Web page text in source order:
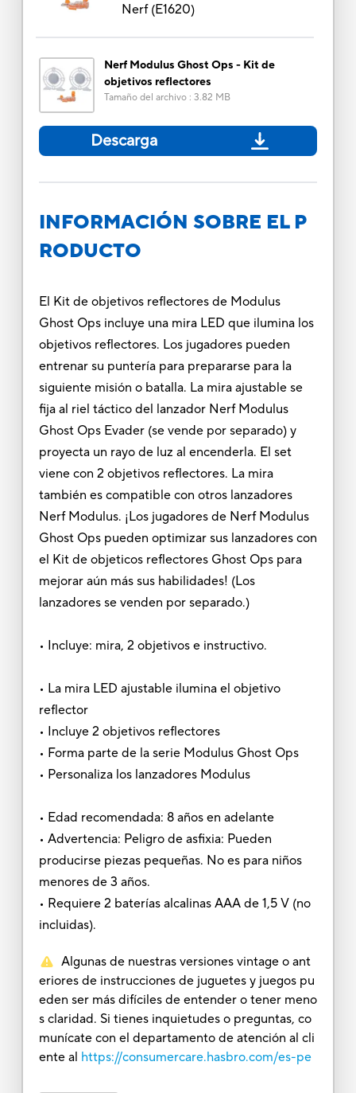
Nerf(E1620)
Nerf Modulus Ghost Ops - Kit de
objetivos reflectores
Tamaño del archivo: 3.82 MB
Descarga
INFORMACIÓN SOBRE EL P
RODUCTO
El Kit de objetivos reflectores de Modulus
Ghost Ops incluye una mira LED que ilumina los
objetivos reflectores. Los jugadores pueden
entrenar su puntería para prepararse para la
siguiente misión o batalla. La mira ajustable se
fija al riel táctico del lanzador Nerf Modulus
Ghost Ops Evader (se vende por separado) y
proyecta un rayo de luz al encenderla. El set
viene con 2 objetivos reflectores. La mira
también es compatible con otros lanzadores
Nerf Modulus. ¡Los jugadores de Nerf Modulus
Ghost Ops pueden optimizar sus lanzadores con
el Kit de objeticos reflectores Ghost Ops para
mejorar aún más sus habilidades! (Los
lanzadores se venden por separado.)
• Incluye: mira, 2 objetivos e instructivo.
• La mira LED ajustable ilumina el objetivo
reflector
• Incluye 2 objetivos reflectores
• Forma parte de la serie Modulus Ghost Ops
• Personaliza los lanzadores Modulus
• Edad recomendada: 8 años en adelante
• Advertencia: Peligro de asfixia: Pueden
producirse piezas pequeñas. No es para niños
menores de 3 años.
• Requiere 2 baterías alcalinas AAA de 1,5 V (no
incluidas).
Algunas de nuestras versiones vintage o ant
eriores de instrucciones de juguetes y juegos pu
eden ser más difíciles de entender o tener meno
s claridad. Si tienes inquietudes o preguntas, co
munícate con el departamento de atención al cli
ente al https://consumercare.hasbro.com/es-pe